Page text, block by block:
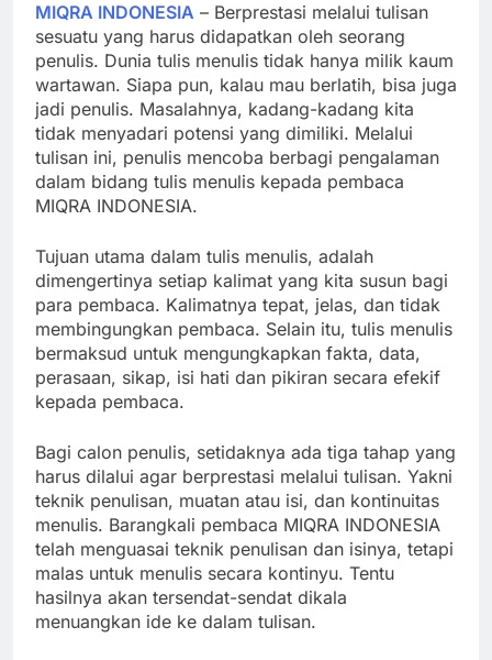
MIQRA INDONESIA – Berprestasi melalui tulisan
sesuatu yang harus didapatkan oleh seorang
penulis. Dunia tulis menulis tidak hanya milik kaum
wartawan. Siapa pun, kalau mau berlatih, bisa juga
jadi penulis. Masalahnya, kadang-kadang kita
tidak menyadari potensi yang dimiliki. Melalui
tulisan ini, penulis mencoba berbagi pengalaman
dalam bidang tulis menulis kepada pembaca
MIQRA INDONESIA.
Tujuan utama dalam tulis menulis, adalah
dimengertinya setiap kalimat yang kita susun bagi
para pembaca. Kalimatnya tepat, jelas, dan tidak
membingungkan pembaca. Selain itu, tulis menulis
bermaksud untuk mengungkapkan fakta, data,
perasaan, sikap, isi hati dan pikiran secara efekif
kepada pembaca.
Bagi calon penulis, setidaknya ada tiga tahap yang
harus dilalui agar berprestasi melalui tulisan. Yakni
teknik penulisan, muatan atau isi, dan kontinuitas
menulis. Barangkali pembaca MIQRA INDONESIA
telah menguasai teknik penulisan dan isinya, tetapi
malas untuk menulis secara kontinyu. Tentu
hasilnya akan tersendat-sendat dikala
menuangkan ide ke dalam tulisan.